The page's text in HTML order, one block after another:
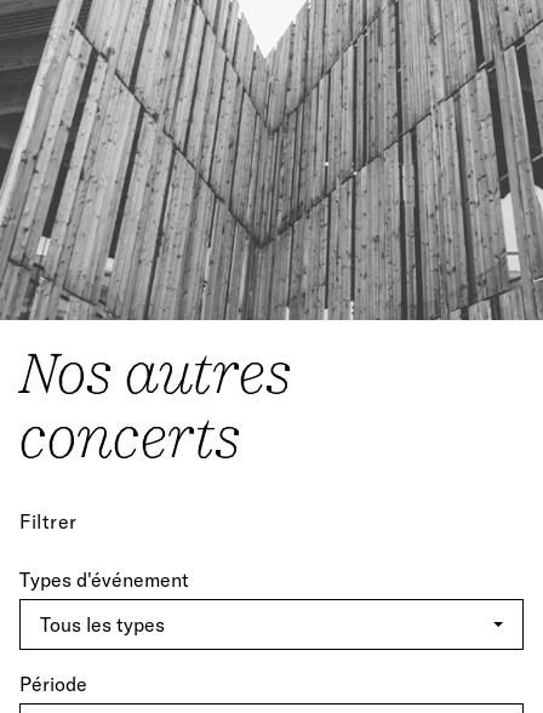
Nos autres
concerts
Filtrer
Types d'événement
Période